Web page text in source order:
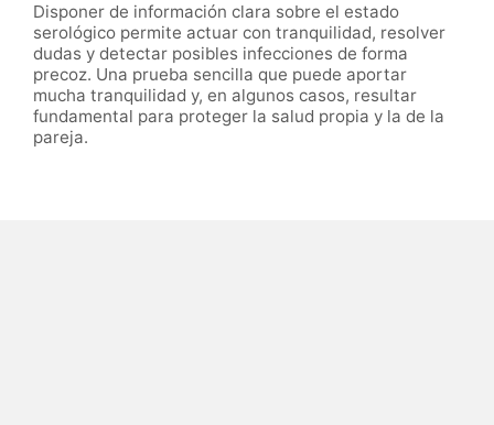
Disponer de información clara sobre el estado
serológico permite actuar con tranquilidad, resolver
dudas y detectar posibles infecciones de forma
precoz. Una prueba sencilla que puede aportar
mucha tranquilidad y, en algunos casos, resultar
fundamental para proteger la salud propia y la de la
pareja.